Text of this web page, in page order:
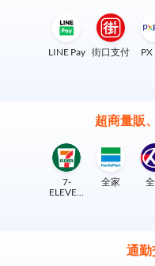
LINE Pay 街口支付 PX
超商量販
7-
ELEVEN
全家
通勤